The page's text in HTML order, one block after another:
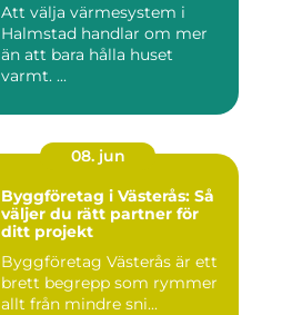
Att välja värmesystem i
Halmstad handlar om mer
än att bara hålla huset
varmt. ...
08. jun
Byggföretag i Västerås: Så
väljer du rätt partner för
ditt projekt
Byggföretag Västerås är ett
brett begrepp som rymmer
allt från mindre sni...